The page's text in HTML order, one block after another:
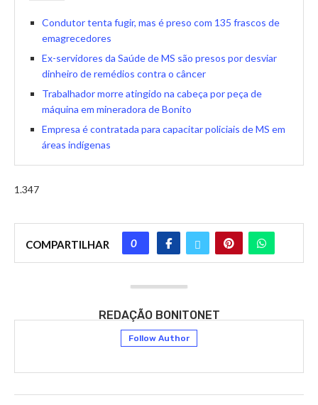
Condutor tenta fugir, mas é preso com 135 frascos de
emagrecedores
Ex-servidores da Saúde de MS são presos por desviar
dinheiro de remédios contra o câncer
Trabalhador morre atingido na cabeça por peça de
máquina em mineradora de Bonito
Empresa é contratada para capacitar policiais de MS em
áreas indígenas
1.347
COMPARTILHAR 0
REDAÇÃO BONITONET
Follow Author